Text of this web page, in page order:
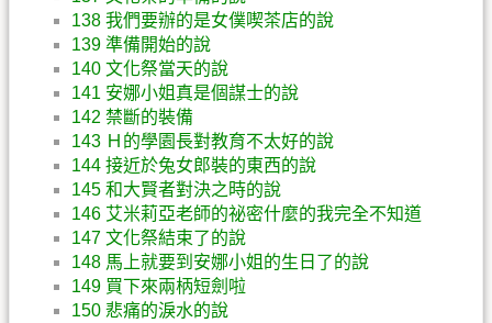
138 我們要辦的是女僕喫茶店的說
139 準備開始的說
140 文化祭當天的說
141 安娜小姐真是個謀士的說
142 禁斷的裝備
143 Ｈ的學園長對教育不太好的說
144 接近於兔女郎裝的東西的說
145 和大賢者對決之時的說
146 艾米莉亞老師的祕密什麼的我完全不知道
147 文化祭結束了的說
148 馬上就要到安娜小姐的生日了的說
149 買下來兩柄短劍啦
150 悲痛的淚水的說